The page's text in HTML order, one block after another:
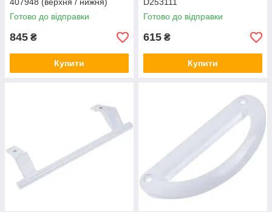
Готово до відправки
845 ₴
Купити
Готово до відправки
615 ₴
Купити